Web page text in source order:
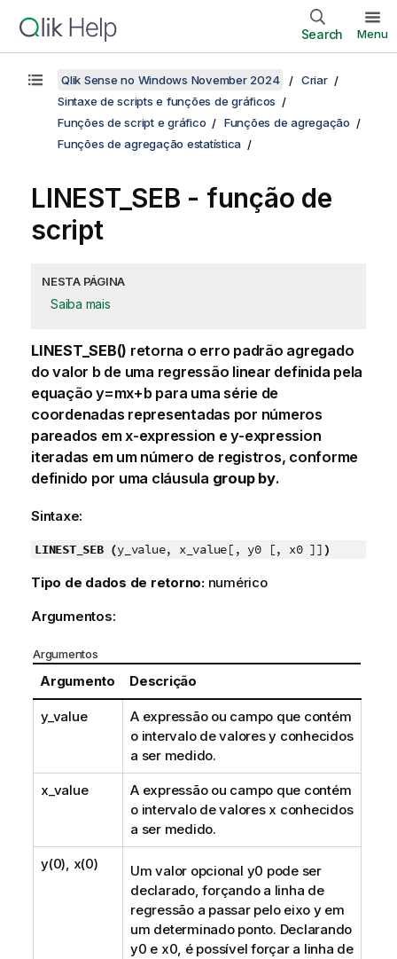
Search Menu
Qlik Sense no Windows November 2024
Criar
Sintaxe de scripts e funções de gráficos
Funções de script e gráfico
Funções de agregação
Funções de agregação estatística
LINEST_SEB - função de
script
NESTA PÁGINA
Saiba mais
LINEST_SEB() retorna o erro padrão agregado
do valor bde uma regressão linear definida pela
equação y=mx+bpara uma série de
coordenadas representadas por números
pareados emx-expression ey-expression
iteradas em um número de registros, conforme
definido por uma cláusula group by.
Sintaxe:
LINEST_SEB (y_value, x_value[, y0 [, x0 ]] )
Tipo de dados de retorno: numérico
Argumentos:
Argumentos
Argumento Descrição
y_value
A expressão ou campo que contém
o intervalo de valoresy conhecidos
a ser medido.
x_value
A expressão ou campo que contém
o intervalo de valores x conhecidos
a ser medido.
y(0), x(0) Um valor opcional y0 pode ser
declarado, forçando a linha de
regressão a passar pelo eixo y em
um determinado ponto. Declarando
y0 e x0, é possível forçar a linha de